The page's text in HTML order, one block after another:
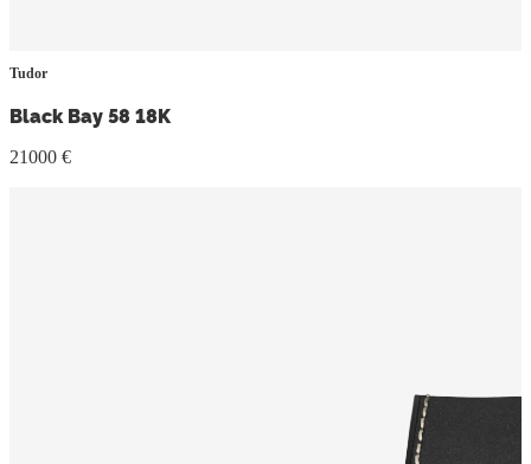
Tudor
Black Bay 58 18K
21000 €